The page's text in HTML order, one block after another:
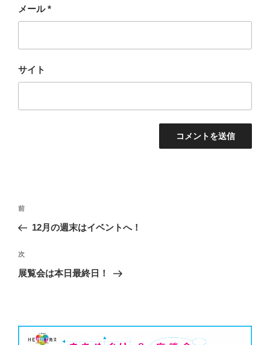
メール*
サイト
投
ビ
ゲ
ン
過
去
投
稿
前
12月の週末はイベントへ！
次
の
次
展覧会は本日最終日！